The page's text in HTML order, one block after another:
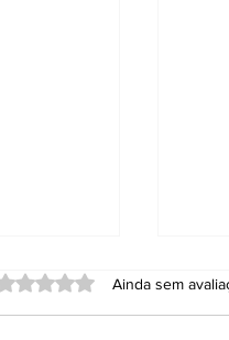
com 0 de 5
Ainda sem